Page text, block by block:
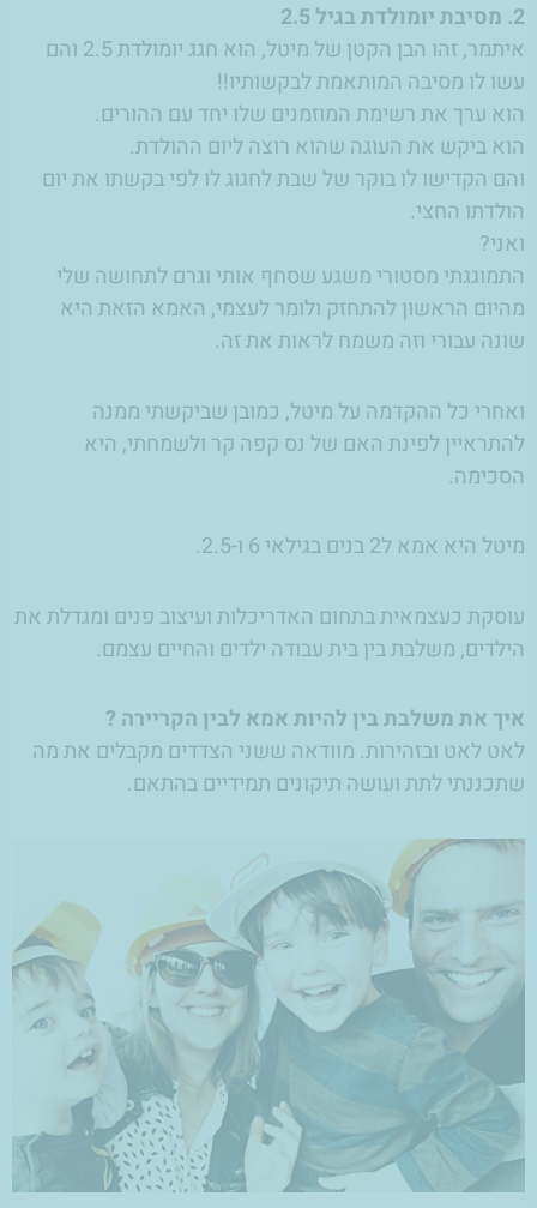
2. מסיבת יומולדת בגיל 2.5
איתמר, זהו הבן הקטן של מיטל, הוא חגג יומולדת 2.5 והם
עשו לו מסיבה המותאמת לבקשותיו!!
הוא ערך את רשימת המוזמנים שלו יחד עם ההורים.
הוא ביקש את העוגה שהוא רוצה ליום ההולדת.
והם הקדישו לו בוקר של שבת לחגוג לו לפי בקשתו את יום
הולדתו החצי.
ואני?
התמוגגתי מסטורי משגע שסחף אותי וגרם לתחושה שלי
מהיום הראשון להתחזק ולומר לעצמי, האמא הזאת היא
שונה עבורי וזה משמח לראות את זה.
ואחרי כל ההקדמה על מיטל, כמובן שביקשתי ממנה
להתראיין לפינת האם של נס קפה קר ולשמחתי, היא
הסכימה.
מיטל היא אמא ל2 בנים בגילאי 6 ו-2.5.
עוסקת כעצמאית בתחום האדריכלות ועיצוב פנים ומגדלת את
הילדים, משלבת בין בית עבודה ילדים והחיים עצמם.
איך את משלבת בין להיות אמא לבין הקריירה ?
לאט לאט ובזהירות. מוודאה ששני הצדדים מקבלים את מה
שתכננתי לתת ועושה תיקונים תמידיים בהתאם.